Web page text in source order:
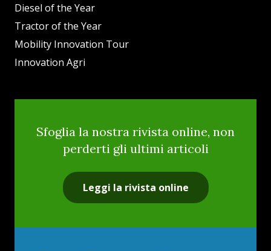
Diesel of the Year
Tractor of the Year
Mobility Innovation Tour
Innovation Agri
Sfoglia la nostra rivista online, non
perderti gli ultimi articoli
Leggi la rivista online